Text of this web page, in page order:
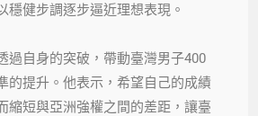
穩健步調逐步逼近理想表現。
過自身的突破，帶動臺灣男子400
的提升。他表示，希望自己的成績
縮短與亞洲強權之間的差距，讓臺